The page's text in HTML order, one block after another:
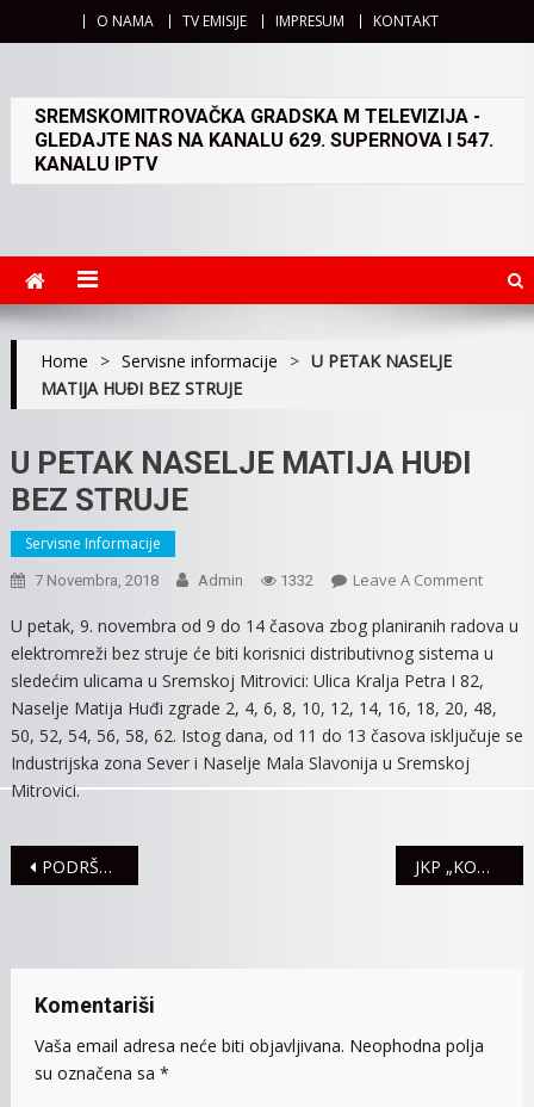
O NAMA TV EMISIJE IMPRESUM KONTAKT
SREMSKOMITROVAČKA GRADSKA M TELEVIZIJA -
GLEDAJTE NAS NA KANALU 629. SUPERNOVA I 547.
KANALU IPTV
Home > Servisne informacije > U PETAK NASELJE
MATIJA HUĐI BEZ STRUJE
U PETAK NASELJE MATIJA HUĐI
BEZ STRUJE
Servisne Informacije
7 Novembra, 2018 Admin 1332 Leave A CommentOn
PETAK
MATIJA
HUĐI
BEZ
U petak, 9. novembra od 9 do 14 časova zbog planiranih radova u
elektromreži bez struje će biti korisnici distributivnog sistema u
sledećim ulicama u Sremskoj Mitrovici: Ulica Kralja Petra I 82,
Naselje Matija Huđi zgrade 2, 4, 6, 8, 10, 12, 14, 16, 18, 20, 48,
50, 52, 54, 56, 58, 62. Istog dana, od 11 do 13 časova isključuje se
Industrijska zona Sever i Naselje Mala Slavonija u Sremskoj
Mitrovici.
Navigacija
PODRŠKA MITROVAČKIM PROIZVOĐAČIMA SIRA I SUVOMESNATIH PROIZVODA U PLASMANU PROIZVODA JKP „KOMUNALIJE“: RADNO VREME ZA 12. NOVEMBAR
Komentariši
Vaša email adresa neće biti objavljivana. Neophodna polja
su označena sa *